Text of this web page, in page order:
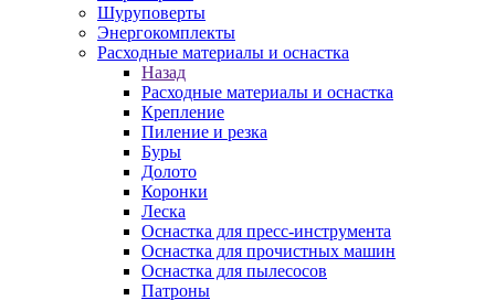
Шуруповерты
Энергокомплекты
Расходные материалы и оснастка
Назад
Расходные материалы и оснастка
Крепление
Пиление и резка
Буры
Долото
Коронки
Леска
Оснастка для пресс-инструмента
Оснастка для прочистных машин
Оснастка для пылесосов
Патроны